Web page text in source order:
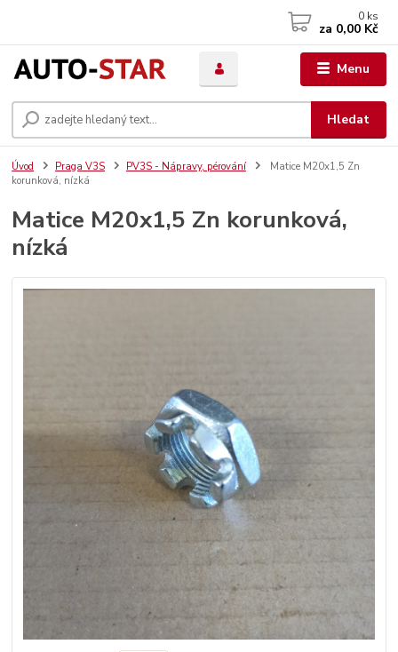
Menu
Hledat
0 ks
za 0,00 Kč
Úvod Praga V3S PV3S - Nápravy, pérování
Matice M20x1,5 Zn
korunková, nízká
Matice M20x1,5 Zn korunková,
nízká